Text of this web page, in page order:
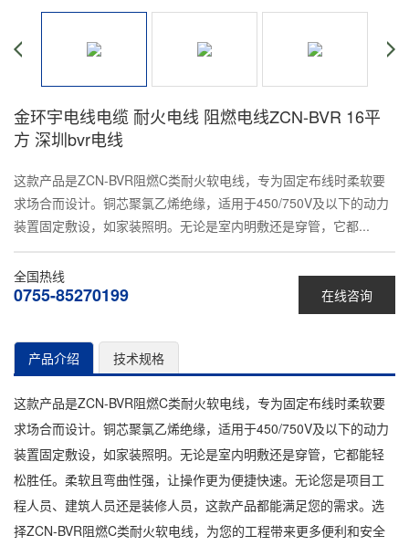
金环宇电线电缆 耐火电线 阻燃电线ZCN-BVR 16平
方 深圳bvr电线
这款产品是ZCN-BVR阻燃C类耐火软电线，专为固定布线时柔软要
求场合而设计。铜芯聚氯乙烯绝缘，适用于450/750V及以下的动力
装置固定敷设，如家装照明。无论是室内明敷还是穿管，它都...
在线咨询
全国热线
0755-85270199
产品介绍 技术规格
这款产品是ZCN-BVR阻燃C类耐火软电线，专为固定布线时柔软要
求场合而设计。铜芯聚氯乙烯绝缘，适用于450/750V及以下的动力
装置固定敷设，如家装照明。无论是室内明敷还是穿管，它都能轻
松胜任。柔软且弯曲性强，让操作更为便捷快速。无论您是项目工
程人员、建筑人员还是装修人员，这款产品都能满足您的需求。选
择ZCN-BVR阻燃C类耐火软电线，为您的工程带来更多便利和安全